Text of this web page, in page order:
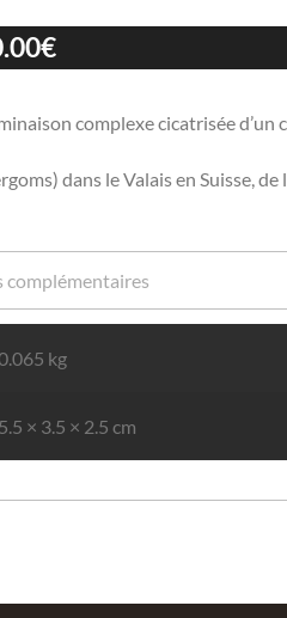
€
complexe cicatrisée d’un
dans le Valais en Suisse, de
kg
5.5 × 3.5 × 2.5 cm